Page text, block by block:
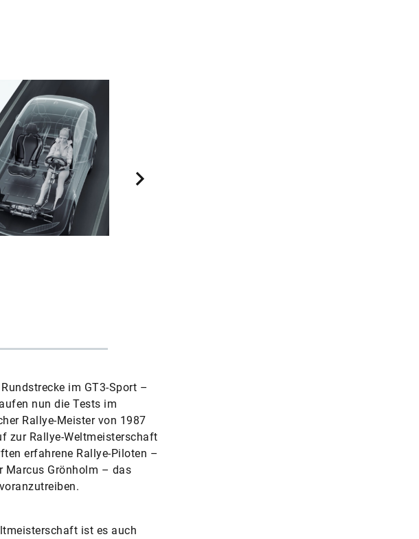
im GT3-Sport –
nun die Tests im
Rallye-Meister von 1987
zur Rallye-Weltmeisterschaft
erfahrene Rallye-Piloten –
Marcus Grönholm – das
ist es auch